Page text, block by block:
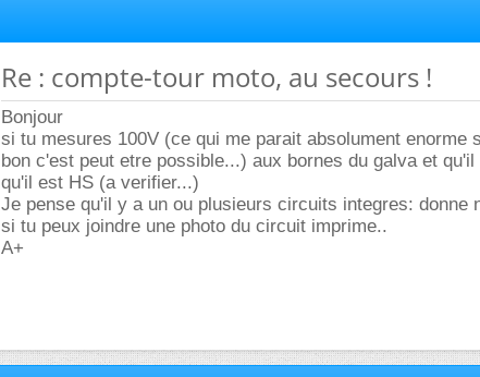
Re : compte-tour moto, au secours !
Bonjour
si tu mesures 100V (ce qui me parait absolument enorme
bon c'est peut etre possible...) aux bornes du galva et
qu'il est HS (a verifier...)
Je pense qu'il y a un ou plusieurs circuits integres: donne
si tu peux joindre une photo du circuit imprime..
A+